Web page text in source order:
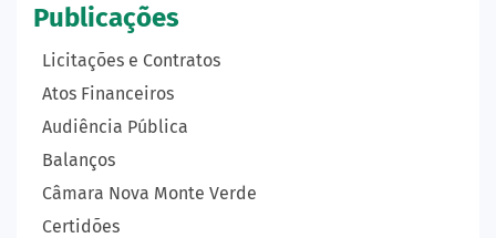
Publicações
Licitações e Contratos
Atos Financeiros
Audiência Pública
Balanços
Câmara Nova Monte Verde
Certidões